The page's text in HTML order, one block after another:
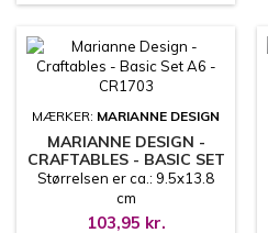
MÆRKER: MARIANNE DESIGN
MARIANNE DESIGN -
CRAFTABLES - BASIC SET
A6 - CR1703
Størrelsen er ca.: 9.5x13.8
cm
103,95 kr.